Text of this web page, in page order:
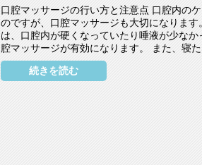
口腔マッサージの行い方と注意点 口腔内の
のですが、口腔マッサージも大切になります
は、口腔内が硬くなっていたり唾液が少なか
腔マッサージが有効になります。 また、寝
続きを読む